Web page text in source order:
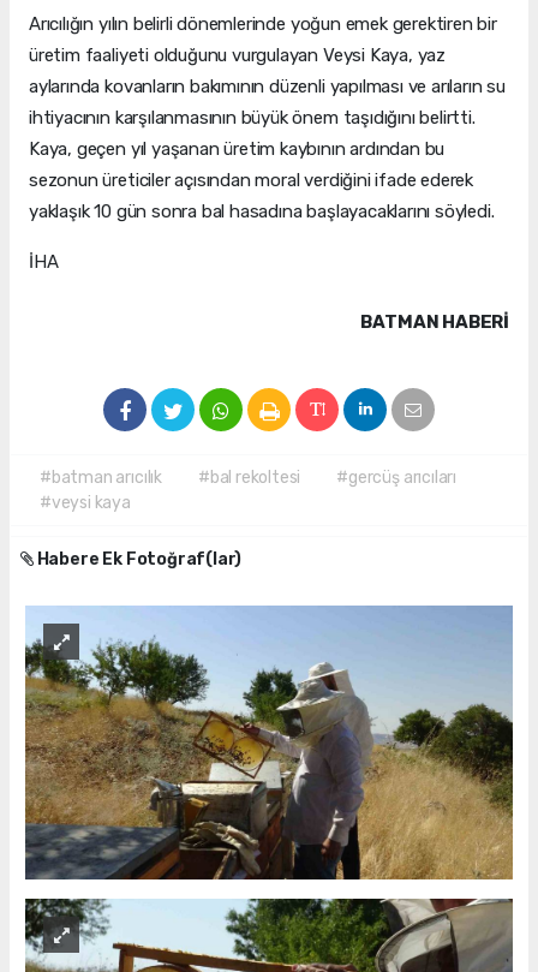
Arıcılığın yılın belirli dönemlerinde yoğun emek gerektiren bir
üretim faaliyeti olduğunu vurgulayan Veysi Kaya, yaz
aylarında kovanların bakımının düzenli yapılması ve arıların su
ihtiyacının karşılanmasının büyük önem taşıdığını belirtti.
Kaya, geçen yıl yaşanan üretim kaybının ardından bu
sezonun üreticiler açısından moral verdiğini ifade ederek
yaklaşık 10 gün sonra bal hasadına başlayacaklarını söyledi.
İHA
BATMAN HABERİ
#batman arıcılık #bal rekoltesi
#gercüş arıcıları
#veysi kaya
Habere Ek Fotoğraf(lar)